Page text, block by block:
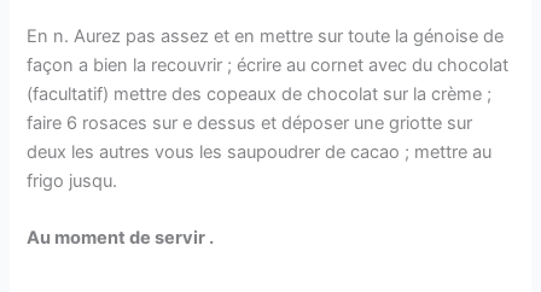
En n. Aurez pas assez et en mettre sur toute la génoise de
façon a bien la recouvrir ; écrire au cornet avec du chocolat
(facultatif) mettre des copeaux de chocolat sur la crème ;
faire 6 rosaces sur e dessus et déposer une griotte sur
deux les autres vous les saupoudrer de cacao ; mettre au
frigo jusqu.
Au moment de servir .